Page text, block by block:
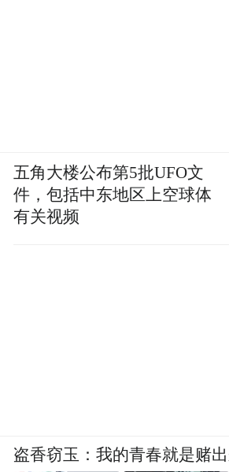
五角大楼公布第5批UFO文
件，包括中东地区上空球体
有关视频
盗香窃玉：我的青春就是赌